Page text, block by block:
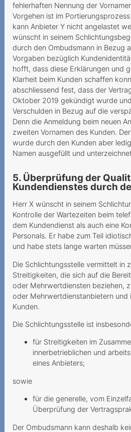
fehlerhaften Nennung der
Vorgehen ist im
kann Anbieter Y nicht angelastet
wünscht in seinem
durch den Ombudsmann in Bezug
Vorgaben bezüglich
hofft, dass diese Erklärungen und
Klarheit beim Kunden schaffen
abschliessend fest, dass der
Oktober 2019 gekündigt wurde
Verschulden in Bezug auf die
Denn die Anmeldung beim neuen
zweiten Vornamen des Kunden.
wurde durch den Kunden aber
Namen ausgefüllt und
5. Überprüfung der
Kundendienstes durch
Herr X wünscht in seinem
Kontrolle der Wartezeiten beim
dem Kundendienst als auch eine
Personals. Er habe zum Teil
und habe stets lange warten
Die Schlichtungsstelle vermittelt in
Streitigkeiten, die sich auf die
oder Mehrwertdiensten beziehen,
oder Mehrwertdienstanbietern und
Kunden.
Die Schlichtungsstelle ist
für Streitigkeiten im
innerbetrieblichen und
eines Anbieters;
sowie
für die generelle, vom
Überprüfung der
Der Ombudsmann kann deshalb
Kauf von
durch
als
ins
Falsches
durch
führt zu
Kündigu
Frais
injustifiés
un numéro
et
Se faire